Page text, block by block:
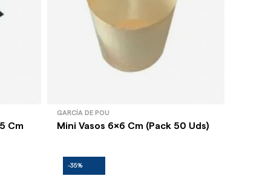
Cm
GARCÍA DE POU
Mini Vasos 6x6 Cm (Pack 50 Uds)
-35%